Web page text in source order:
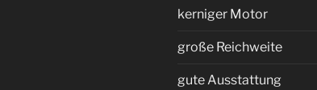
kerniger Motor
große Reichweite
gute Ausstattung